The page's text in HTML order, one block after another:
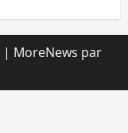
| MoreNews par